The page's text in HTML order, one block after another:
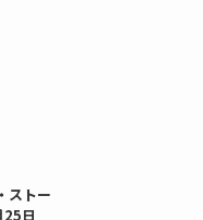
ストー
25日